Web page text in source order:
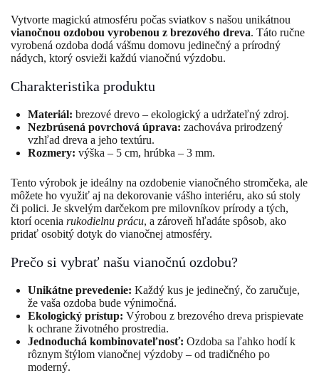
Vytvorte magickú atmosféru počas sviatkov s našou unikátnou
vianočnou ozdobou vyrobenou z brezového dreva. Táto ručne
vyrobená ozdoba dodá vášmu domovu jedinečný a prírodný
nádych, ktorý osvieži každú vianočnú výzdobu.
Charakteristika produktu
Materiál: brezové drevo – ekologický a udržateľný zdroj.
Nezbrúsená povrchová úprava: zachováva prirodzený
vzhľad dreva a jeho textúru.
Rozmery: výška – 5 cm, hrúbka – 3 mm.
Tento výrobok je ideálny na ozdobenie vianočného stromčeka, ale
môžete ho využiť aj na dekorovanie vášho interiéru, ako sú stoly
či polici. Je skvelým darčekom pre milovníkov prírody a tých,
ktorí ocenia rukodielnu prácu, a zároveň hľadáte spôsob, ako
pridať osobitý dotyk do vianočnej atmosféry.
Prečo si vybrať našu vianočnú ozdobu?
Unikátne prevedenie: Každý kus je jedinečný, čo zaručuje,
že vaša ozdoba bude výnimočná.
Ekologický prístup: Výrobou z brezového dreva prispievate
k ochrane životného prostredia.
Jednoduchá kombinovateľnosť: Ozdoba sa ľahko hodí k
rôznym štýlom vianočnej výzdoby – od tradičného po
moderný.